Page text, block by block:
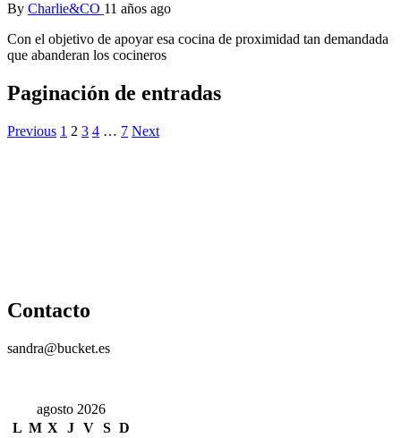
By Charlie&CO 11 años ago
Con el objetivo de apoyar esa cocina de proximidad tan demandada
que abanderan los cocineros
Paginación de entradas
Previous 1 2 3 4 … 7 Next
Contacto
sandra@bucket.es
agosto 2026
L M X J V S D